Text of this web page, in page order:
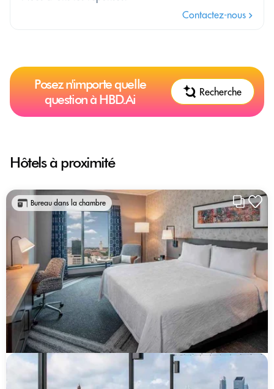
Contactez-nous
Posez n'importe quelle
question à HBD.Ai
Recherche
Hôtels à proximité
Bureau dans la chambre